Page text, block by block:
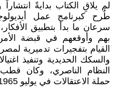
لم يلاقِ الكتاب بدايةً
طُرح كبرنامج عمل
سرعان ما بدأ بتطبيق
بهم وأوقعهم في قبضة
القيام بتفجيرات تدميرية
والسكك الحديدية وتنفيذ
النظام الناصري، وكان
حملة الاعتقالات في يوليو 1965.